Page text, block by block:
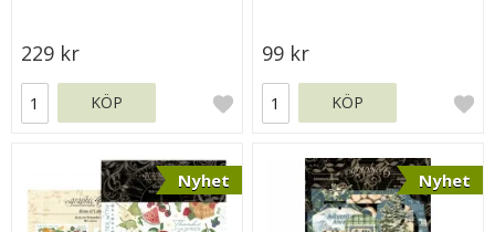
229 kr
KÖP
99 kr
KÖP
Nyhet Nyhet